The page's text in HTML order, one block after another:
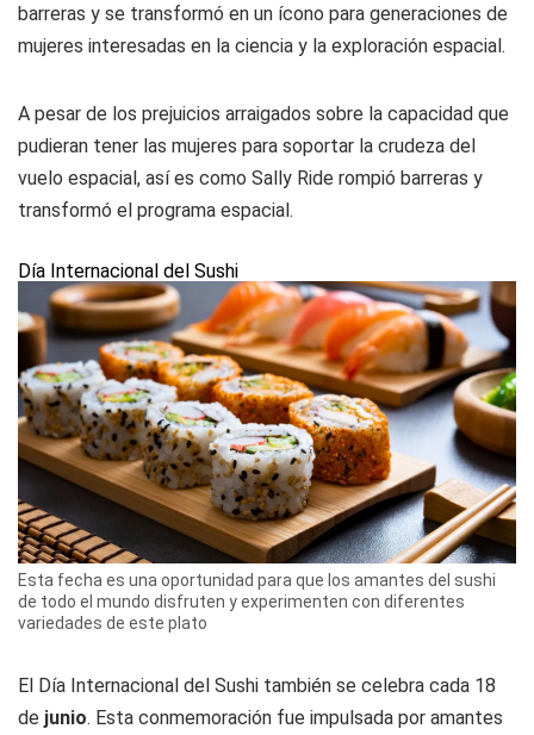
barreras y se transformó en un ícono para generaciones de
mujeres interesadas en la ciencia y la exploración espacial.
A pesar de los prejuicios arraigados sobre la capacidad que
pudieran tener las mujeres para soportar la crudeza del
vuelo espacial, así es como Sally Ride rompió barreras y
transformó el programa espacial.
Día Internacional del Sushi
Esta fecha es una oportunidad para que los amantes del sushi
de todo el mundo disfruten y experimenten con diferentes
variedades de este plato
El Día Internacional del Sushi también se celebra cada 18
de junio. Esta conmemoración fue impulsada por amantes